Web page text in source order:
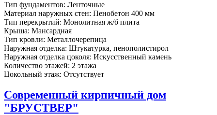
Тип фундаментов: Ленточные
Материал наружных стен: Пенобетон 400 мм
Тип перекрытий: Монолитная ж/б плита
Крыша: Мансардная
Тип кровли: Металлочерепица
Наружная отделка: Штукатурка, пенополистирол
Наружная отделка цоколя: Искусственный камень
Количество этажей: 2 этажа
Цокольный этаж: Отсутствует
Современный кирпичный дом
"БРУСТВЕР"